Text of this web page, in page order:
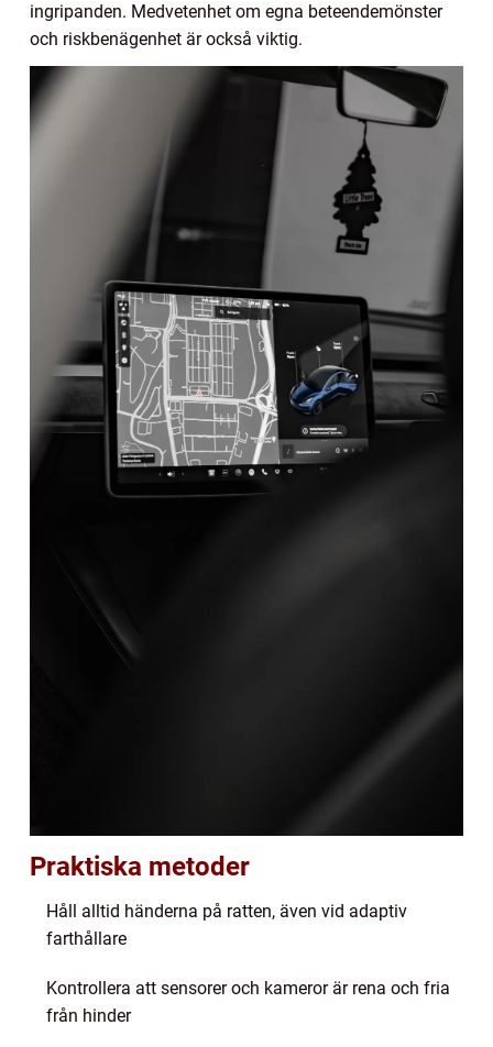
ingripanden. Medvetenhet om egna beteendemönster
och riskbenägenhet är också viktig.
Praktiska metoder
Håll alltid händerna på ratten, även vid adaptiv
farthållare
Kontrollera att sensorer och kameror är rena och fria
från hinder